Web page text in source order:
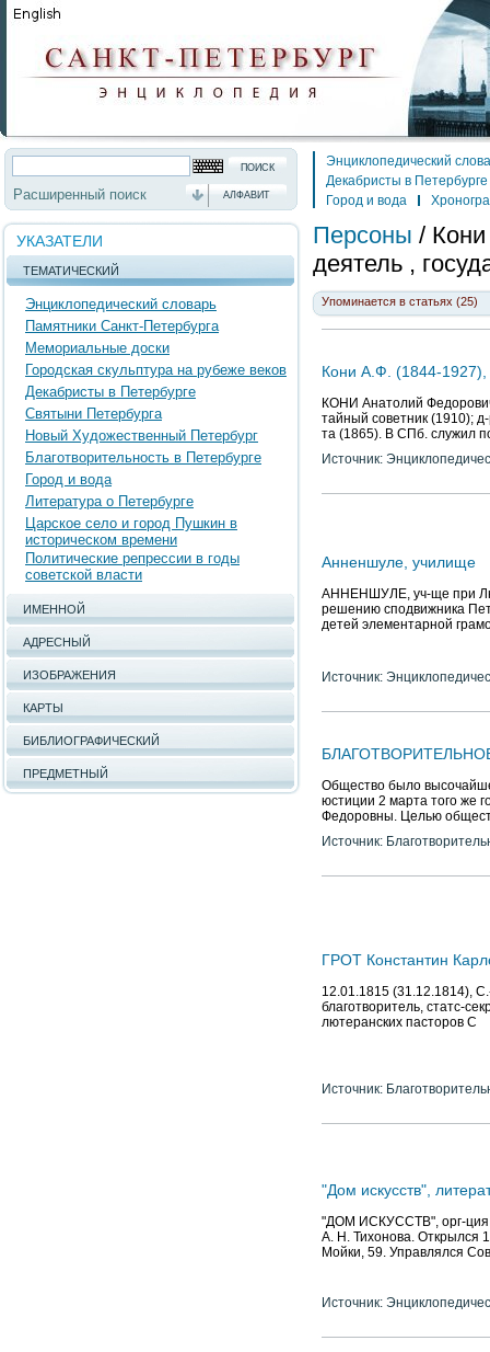
Расширенный поиск АЛФАВИТ
УКАЗАТЕЛИ
ТЕМАТИЧЕСКИЙ
Энциклопедический словарь
Памятники Санкт-Петербурга
Мемориальные доски
Городская скульптура на рубеже веков
Декабристы в Петербурге
Святыни Петербурга
Новый Художественный Петербург
Благотворительность в Петербурге
Город и вода
Литература о Петербурге
Царское село и город Пушкин в
историческом времени
Политические репрессии в годы
советской власти
ИМЕННОЙ
АДРЕСНЫЙ
ИЗОБРАЖЕНИЯ
КАРТЫ
БИБЛИОГРАФИЧЕСКИЙ
ПРЕДМЕТНЫЙ
Энциклопедический
Декабристы в Петербурге
Город и вода
Персоны /
деятель ,
Упоминается в статьях (25)
Кони А.Ф. (1844-1927),
КОНИ Анатолий
тайный советник (1910);
та (1865). В СПб. служил
Источник:
Анненшуле, училище
АННЕНШУЛЕ, уч-ще при
решению сподвижника
детей элементарной
Источник:
Общество было
юстиции 2 марта того же
Федоровны. Целью
Источник:
ГРОТ Константин
12.01.1815 (31.12.1814),
благотворитель, статс-
лютеранских пасторов С
Источник:
"Дом искусств",
"ДОМ ИСКУССТВ", орг-ция
А. Н. Тихонова. Открылся
Мойки, 59. Управлялся
Источник: